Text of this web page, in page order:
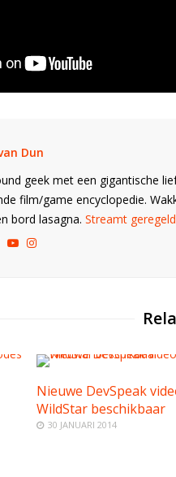
Dun
geek met een gigantische
film/game encyclopedie.
bord lasagna. Streamt
Nieuwe DevSpeak
WildStar beschikbaar
30 JANUARI 2014